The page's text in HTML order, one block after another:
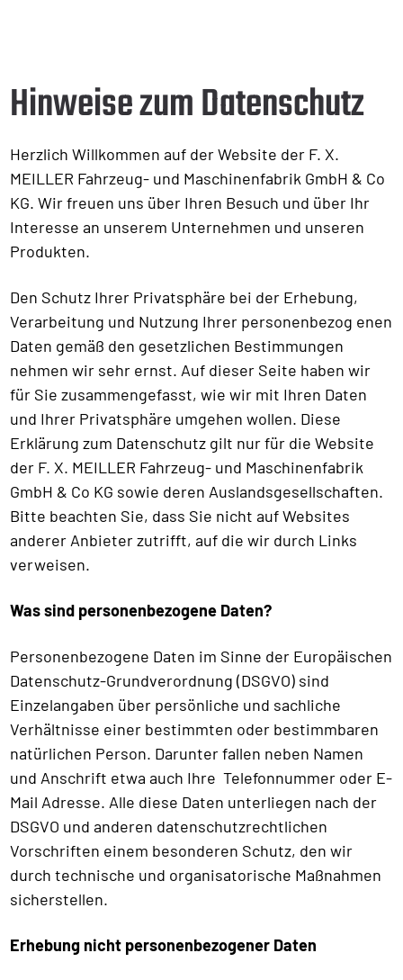
Hinweise zum Datenschutz
Herzlich Willkommen auf der Website der F. X.
MEILLER Fahrzeug- und Maschinenfabrik GmbH & Co
KG. Wir freuen uns über Ihren Besuch und über Ihr
Interesse an unserem Unternehmen und unseren
Produkten.
Den Schutz Ihrer Privatsphäre bei der Erhebung,
Verarbeitung und Nutzung Ihrer personenbezog enen
Daten gemäß den gesetzlichen Bestimmungen
nehmen wir sehr ernst. Auf dieser Seite haben wir
für Sie zusammengefasst, wie wir mit Ihren Daten
und Ihrer Privatsphäre umgehen wollen. Diese
Erklärung zum Datenschutz gilt nur für die Website
der F. X. MEILLER Fahrzeug- und Maschinenfabrik
GmbH & Co KG sowie deren Auslandsgesellschaften.
Bitte beachten Sie, dass Sie nicht auf Websites
anderer Anbieter zutrifft, auf die wir durch Links
verweisen.
Was sind personenbezogene Daten?
Personenbezogene Daten im Sinne der Europäischen
Datenschutz-Grundverordnung (DSGVO) sind
Einzelangaben über persönliche und sachliche
Verhältnisse einer bestimmten oder bestimmbaren
natürlichen Person. Darunter fallen neben Namen
und Anschrift etwa auch Ihre Telefonnummer oder E-
Mail Adresse. Alle diese Daten unterliegen nach der
DSGVO und anderen datenschutzrechtlichen
Vorschriften einem besonderen Schutz, den wir
durch technische und organisatorische Maßnahmen
sicherstellen.
Erhebung nicht personenbezogener Daten